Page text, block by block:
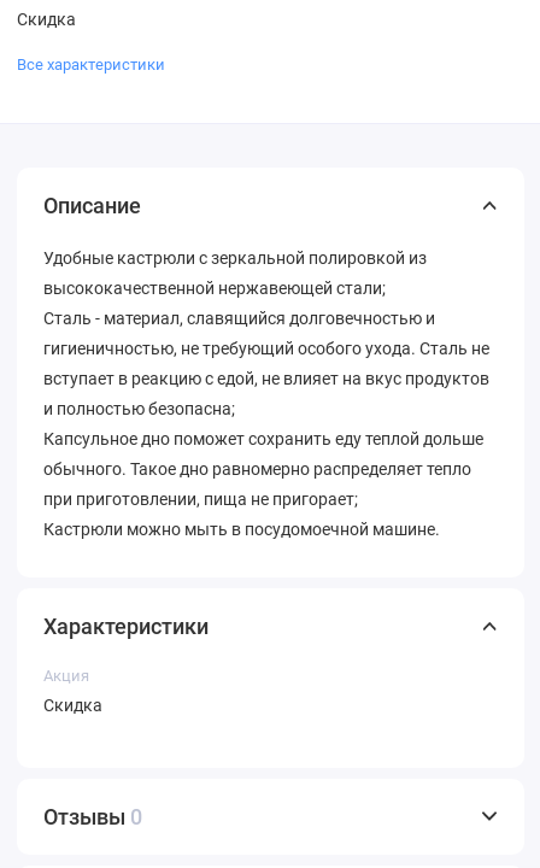
Скидка
Все характеристики
Описание
Удобные кастрюли с зеркальной полировкой из
высококачественной нержавеющей стали;
Сталь - материал, славящийся долговечностью и
гигиеничностью, не требующий особого ухода. Сталь не
вступает в реакцию с едой, не влияет на вкус продуктов
и полностью безопасна;
Капсульное дно поможет сохранить еду теплой дольше
обычного. Такое дно равномерно распределяет тепло
при приготовлении, пища не пригорает;
Кастрюли можно мыть в посудомоечной машине.
Характеристики
Акция
Скидка
Отзывы 0